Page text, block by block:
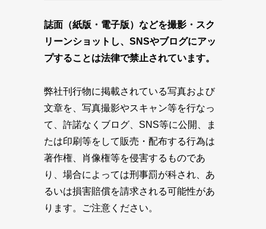
誌面（紙版・電子版）などを撮影・スク
リーンショットし、SNSやブログにアッ
プすることは法律で禁止されています。
弊社刊行物に掲載されている写真および
文章を、写真撮影やスキャン等を行なっ
て、許諾なくブログ、SNS等に公開、ま
たは印刷等をして販売・配布する行為は
著作権、肖像権等を侵害するものであ
り、場合によっては刑事罰が科され、あ
るいは損害賠償を請求される可能性があ
ります。ご注意ください。